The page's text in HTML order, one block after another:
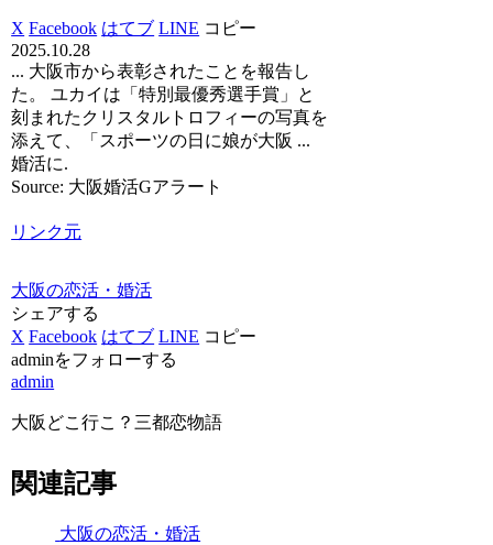
X Facebook はてブ LINE コピー
2025.10.28
... 大阪市から表彰されたことを報告し
た。 ユカイは「特別最優秀選手賞」と
刻まれたクリスタルトロフィーの写真を
添えて、「スポーツの日に娘が大阪 ...
婚活に.
Source: 大阪婚活Gアラート
リンク元
大阪の恋活・婚活
シェアする
X Facebook はてブ LINE コピー
adminをフォローする
admin
大阪どこ行こ？三都恋物語
関連記事
大阪の恋活・婚活